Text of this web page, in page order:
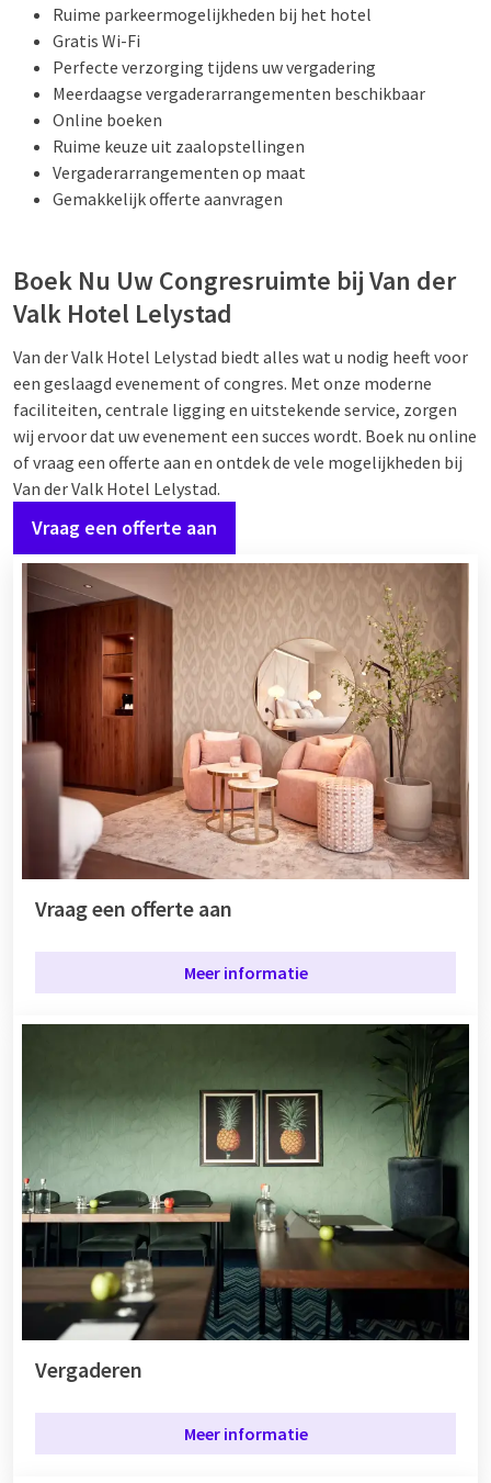
Ruime parkeermogelijkheden bij het hotel
Gratis Wi-Fi
Perfecte verzorging tijdens uw vergadering
Meerdaagse vergaderarrangementen beschikbaar
Online boeken
Ruime keuze uit zaalopstellingen
Vergaderarrangementen op maat
Gemakkelijk offerte aanvragen
Boek Nu Uw Congresruimte bij Van der
Valk Hotel Lelystad
Van der Valk Hotel Lelystad biedt alles wat u nodig heeft voor
een geslaagd evenement of congres. Met onze moderne
faciliteiten, centrale ligging en uitstekende service, zorgen
wij ervoor dat uw evenement een succes wordt. Boek nu online
of vraag een offerte aan en ontdek de vele mogelijkheden bij
Van der Valk Hotel Lelystad.
Vraag een offerte aan
Vraag een offerte aan
Meer informatie
Vergaderen
Meer informatie